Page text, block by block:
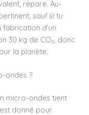
répare. Au-
sauf si tu
fabrication d’un
30 kg de CO₂, donc
la planète.
ondes ?
micro-ondes tient
donné pour